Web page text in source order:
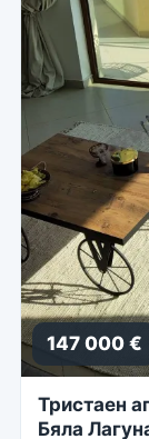
147 000 €
Тристаен
Бяла